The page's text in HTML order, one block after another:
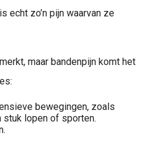
echt zo’n pijn waarvan ze
maar bandenpijn komt het
bewegingen, zoals
stuk lopen of sporten.